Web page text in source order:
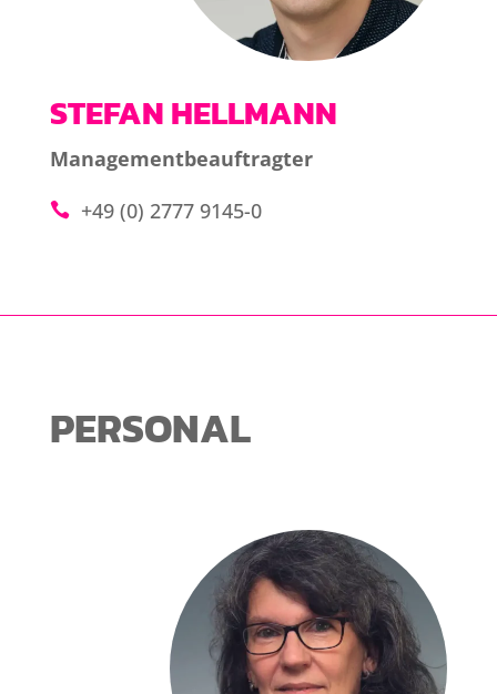
STEFAN HELLMANN
Managementbeauftragter
+49 (0) 2777 9145-0
PERSONAL